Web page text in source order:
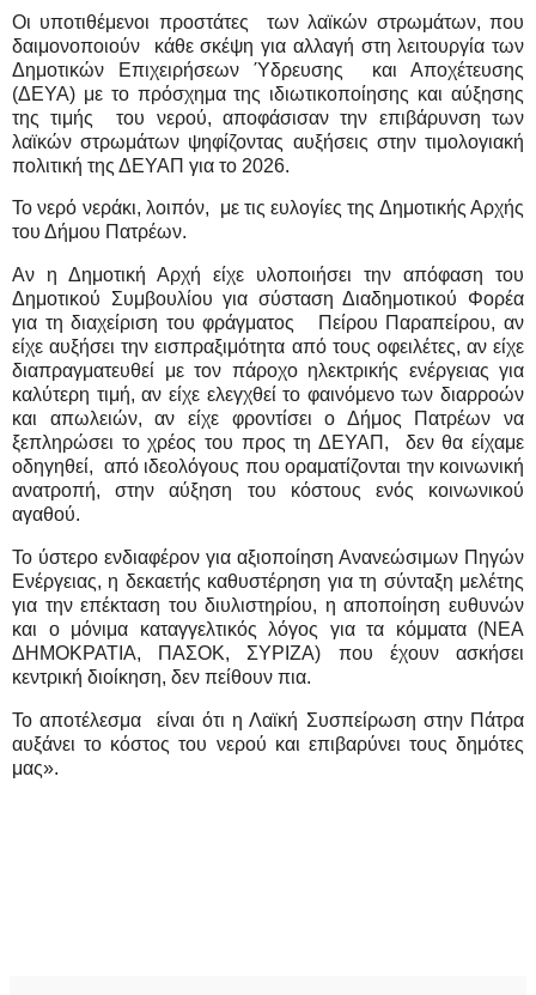
Οι υποτιθέμενοι προστάτες
των λαϊκών στρωμάτων, που
δαιμονοποιούν
κάθε σκέψη για αλλαγή στη λειτουργία των
Δημοτικών Επιχειρήσεων Ύδρευσης
και Αποχέτευσης
(ΔΕΥΑ) με το πρόσχημα της ιδιωτικοποίησης και αύξησης
της τιμής
του νερού, αποφάσισαν την επιβάρυνση των
λαϊκών στρωμάτων ψηφίζοντας αυξήσεις στην τιμολογιακή
πολιτική της ΔΕΥΑΠ για το 2026.
Το νερό νεράκι, λοιπόν,
με τις ευλογίες της Δημοτικής Αρχής
του Δήμου Πατρέων.
Αν η Δημοτική Αρχή είχε υλοποιήσει την απόφαση του
Δημοτικού Συμβουλίου για σύσταση Διαδημοτικού Φορέα
για τη διαχείριση του φράγματος
Πείρου Παραπείρου, αν
είχε αυξήσει την εισπραξιμότητα από τους οφειλέτες, αν είχε
διαπραγματευθεί με τον πάροχο ηλεκτρικής ενέργειας για
καλύτερη τιμή, αν είχε ελεγχθεί το φαινόμενο των διαρροών
και απωλειών, αν είχε φροντίσει ο Δήμος Πατρέων να
ξεπληρώσει το χρέος του προς τη ΔΕΥΑΠ,
δεν θα είχαμε
οδηγηθεί, από ιδεολόγους που οραματίζονται την κοινωνική
ανατροπή, στην αύξηση του κόστους ενός κοινωνικού
αγαθού.
Το ύστερο ενδιαφέρον για αξιοποίηση Ανανεώσιμων Πηγών
Ενέργειας, η δεκαετής καθυστέρηση για τη σύνταξη μελέτης
για την επέκταση του διυλιστηρίου, η αποποίηση ευθυνών
και ο μόνιμα καταγγελτικός λόγος για τα κόμματα (ΝΕΑ
ΔΗΜΟΚΡΑΤΙΑ, ΠΑΣΟΚ, ΣΥΡΙΖΑ) που έχουν ασκήσει
κεντρική διοίκηση, δεν πείθουν πια.
Το αποτέλεσμα
είναι ότι η Λαϊκή Συσπείρωση στην Πάτρα
αυξάνει το κόστος του νερού και επιβαρύνει τους δημότες
μας».